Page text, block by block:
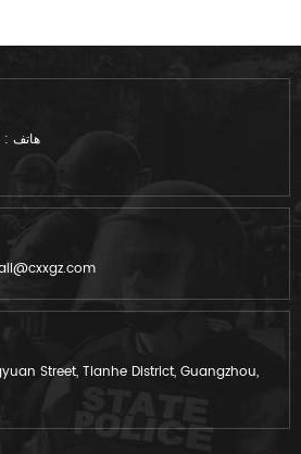
هاتف :
Street, Tianhe District, Guangzhou,